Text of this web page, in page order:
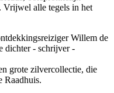
Vrijwel alle tegels in het
Willem de
dichter - schrijver -
grote zilvercollectie, die
Raadhuis.